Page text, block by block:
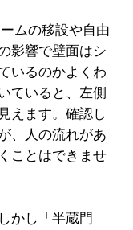
ムの移設や自由
影響で壁面はシ
いるのかよくわ
ていると、左側
えます。確認し
、人の流れがあ
ことはできませ
かし「半蔵門